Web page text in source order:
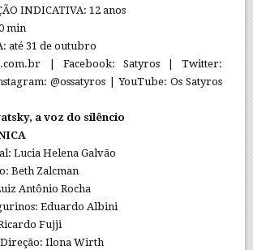
INDICATIVA: 12 anos
min
até 31 de outubro
| Facebook: Satyros | Twitter:
@ossatyros | YouTube: Os Satyros
a voz do silêncio
Lucia Helena Galvão
Beth Zalcman
Antônio Rocha
Eduardo Albini
Fujji
Direção: Ilona Wirth